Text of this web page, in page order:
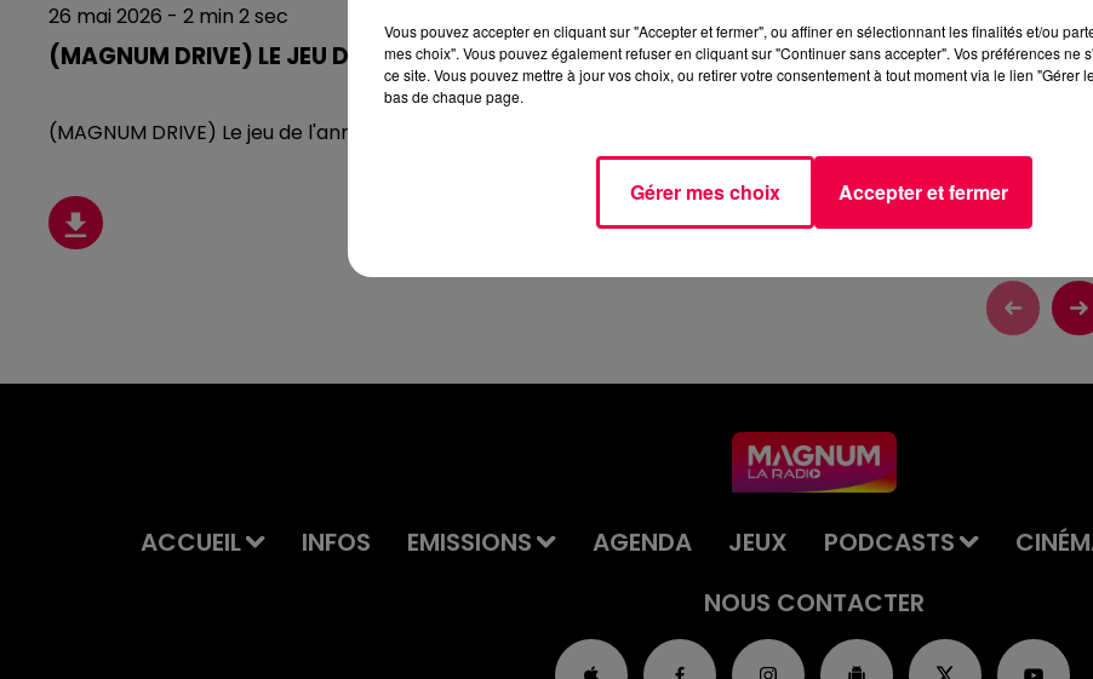
26 mai 2026 - 2 min 2 sec
(MAGNUM DRIVE) LE JEU DE L'ANNIVERSAIRE DU MARDI 26 MAI
(MAGNUM DRIVE) Le jeu de l'anniversaire du Mardi 26 Mai
ACCUEIL INFOS EMISSIONS AGENDA JEUX PODCASTS
NOUS CONTACTER
Vous pouvez accepter en cliquant sur "Accepter et fermer", ou affiner en sélectionnant les finalités et/ou
mes choix". Vous pouvez également refuser en cliquant sur "Continuer sans accepter". Vos préférences ne
ce site. Vous pouvez mettre à jour vos choix, ou retirer votre consentement à tout moment via le lien "Gérer
bas de chaque page.
Gérer mes choix Accepter et fermer